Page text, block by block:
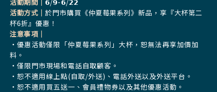
活動期間｜ 𝟲/𝟵-𝟲/𝟮𝟮
活動方式｜ 於門市購買《仲夏莓果系列》新品，享『大杯第二
杯6折』優惠！
注意事項｜
•優惠活動僅限「仲夏莓果系列」大杯，恕無法再享加價加
料。
•僅限門市現場和電話自取顧客。
•恕不適用線上點(自取/外送)、電話外送以及外送平台。
•恕不適用買五送一、會員禮物券以及其他優惠活動。